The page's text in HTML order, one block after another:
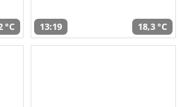
°C 13:19 18,3 °C